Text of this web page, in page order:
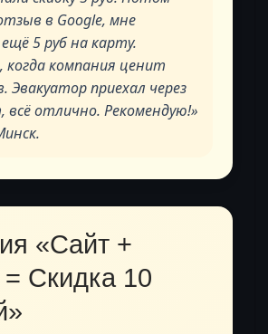
в Google, мне
5 руб на карту.
компания ценит
Эвакуатор приехал через
всё отлично. Рекомендую!»
«Сайт +
Скидка 10